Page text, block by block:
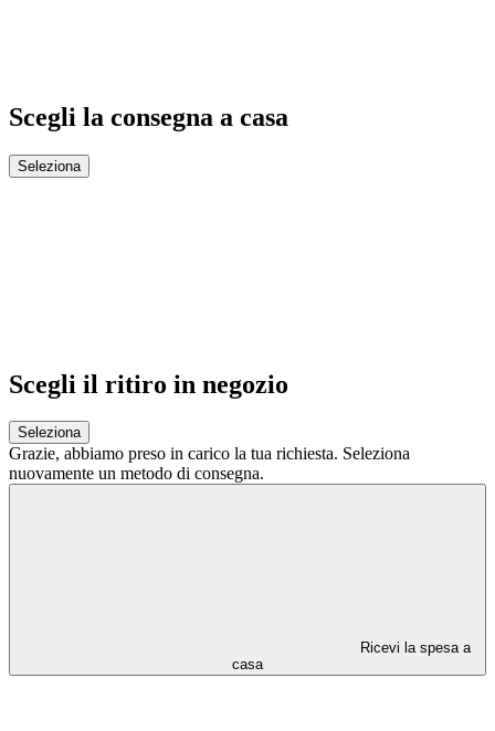
Scegli la consegna a casa
Seleziona
Scegli il ritiro in negozio
Seleziona
Grazie, abbiamo preso in carico la tua richiesta. Seleziona
nuovamente un metodo di consegna.
Ricevi la spesa a
casa